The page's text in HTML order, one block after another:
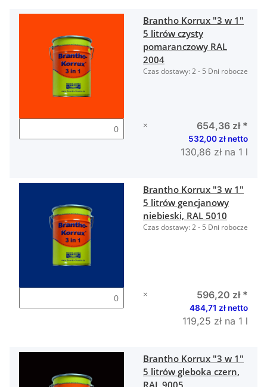
Brantho Korrux "3 w 1"
5 litrów czysty
pomaranczowy RAL
2004
Czas dostawy:2 - 5 Dni robocze
× 654,36 zł *
532,00 zł netto
130,86 zł na 1 l
Brantho Korrux "3 w 1"
5 litrów gencjanowy
niebieski, RAL 5010
Czas dostawy:2 - 5 Dni robocze
× 596,20 zł *
484,71 zł netto
119,25 zł na 1 l
Brantho Korrux "3 w 1"
5 litrów gleboka czern,